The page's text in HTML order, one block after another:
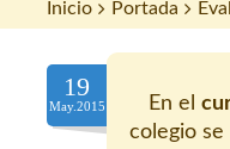
Maestros
Nuestro
Inicio > Portada >
19
May.2015 En el
colegio